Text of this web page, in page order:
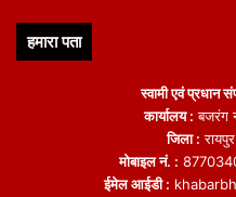
हमारा पता
स्वामी एवं प्रधान
कार्यालय : बजरंग
जिला :
मोबाइल नं. :
ईमेल आईडी :